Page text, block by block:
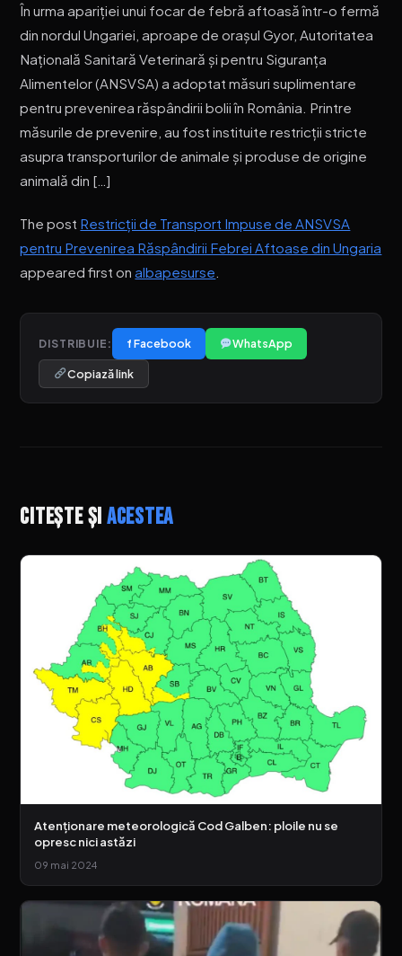
În urma apariției unui focar de febră aftoasă într-o fermă
din nordul Ungariei, aproape de orașul Gyor, Autoritatea
Națională Sanitară Veterinară și pentru Siguranța
Alimentelor (ANSVSA) a adoptat măsuri suplimentare
pentru prevenirea răspândirii bolii în România. Printre
măsurile de prevenire, au fost instituite restricții stricte
asupra transporturilor de animale și produse de origine
animală din […]
The post Restricții de Transport Impuse de ANSVSA
pentru Prevenirea Răspândirii Febrei Aftoase din Ungaria
appeared first onalbapesurse
DISTRIBUIE: f Facebook WhatsApp
Copiază link
Citește șiacestea
Atenționare meteorologică Cod Galben: ploile nu se
opresc nici astăzi
09 mai 2024